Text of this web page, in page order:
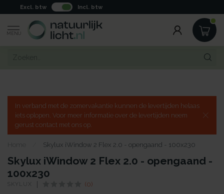
Excl. btw Incl. btw
MENU
In verband met de zomervakantie kunnen de levertijden helaas
iets oplopen. Voor meer informatie over de levertijden neem
gerust contact met ons op.
Home Skylux iWindow 2 Flex 2.0 - opengaand - 100x230
Skylux iWindow 2 Flex 2.0 - opengaand -
100x230
SKYLUX (0)